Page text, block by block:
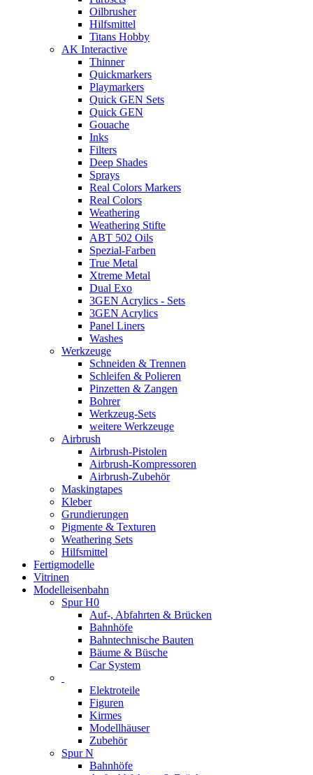
Oilbrusher
Hilfsmittel
Titans Hobby
AK Interactive
Thinner
Quickmarkers
Playmarkers
Quick GEN Sets
Quick GEN
Gouache
Inks
Filters
Deep Shades
Sprays
Real Colors Markers
Real Colors
Weathering
Weathering Stifte
ABT 502 Oils
Spezial-Farben
True Metal
Xtreme Metal
Dual Exo
3GEN Acrylics - Sets
3GEN Acrylics
Panel Liners
Washes
Werkzeuge
Schneiden & Trennen
Schleifen & Polieren
Pinzetten & Zangen
Bohrer
Werkzeug-Sets
weitere Werkzeuge
Airbrush
Airbrush-Pistolen
Airbrush-Kompressoren
Airbrush-Zubehör
Maskingtapes
Kleber
Grundierungen
Pigmente & Texturen
Weathering Sets
Hilfsmittel
Fertigmodelle
Vitrinen
Modelleisenbahn
Spur H0
Auf-, Abfahrten & Brücken
Bahnhöfe
Bahntechnische Bauten
Bäume & Büsche
Car System
Elektroteile
Figuren
Kirmes
Modellhäuser
Zubehör
Spur N
Bahnhöfe